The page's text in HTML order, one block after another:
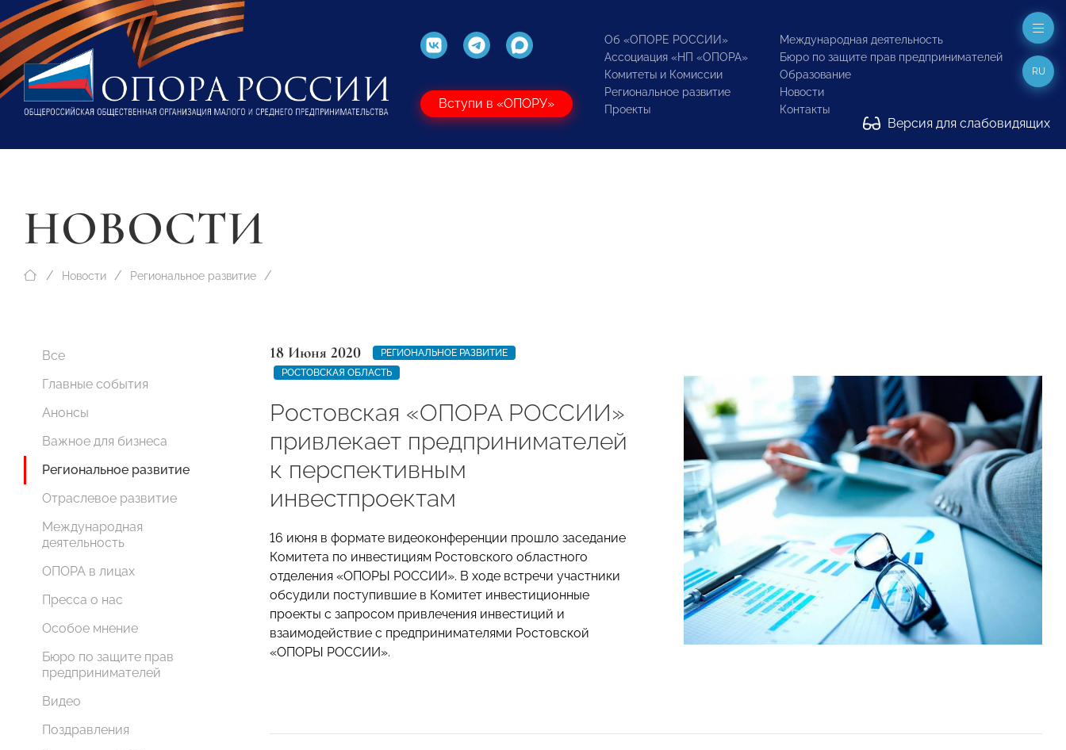
Вступи в «ОПОРУ»
Об «ОПОРЕ РОССИИ»
Ассоциация «НП «ОПОРА»
Комитеты и Комиссии
Региональное развитие
Проекты
Международная деятельность
Бюро по защите прав предпринимателей
Образование
Новости
Контакты
Версия для слабовидящих
RU
НОВОСТИ
Новости Региональное развитие
Все
Главные события
Анонсы
Важное для бизнеса
Региональное развитие
Отраслевое развитие
Международная
деятельность
ОПОРА в лицах
Пресса о нас
Особое мнение
Бюро по защите прав
предпринимателей
Видео
Поздравления
18 Июня 2020
РЕГИОНАЛЬНОЕ РАЗВИТИЕ
РОСТОВСКАЯ ОБЛАСТЬ
Ростовская «ОПОРА РОССИИ»
привлекает предпринимателей
к перспективным
инвестпроектам
16 июня в формате видеоконференции прошло заседание
Комитета по инвестициям Ростовского областного
отделения «ОПОРЫ РОССИИ». В ходе встречи участники
обсудили поступившие в Комитет инвестиционные
проекты с запросом привлечения инвестиций и
взаимодействие с предпринимателями Ростовской
«ОПОРЫ РОССИИ».